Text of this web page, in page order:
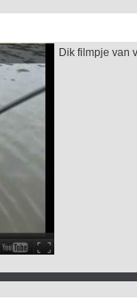
Dik filmpje van